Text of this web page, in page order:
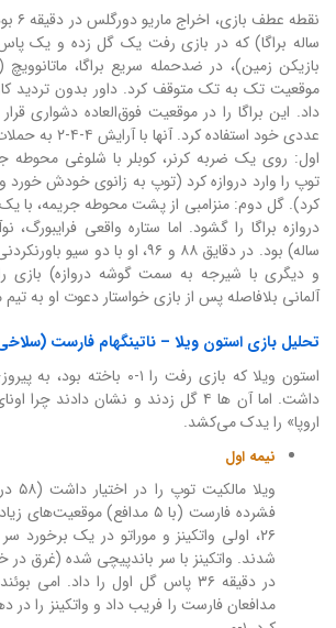
ساله براگا) که در بازی رفت یک گل زده و یک
بازیکن زمین)، در ضدحمله سریع براگا، ماتانوویچ
موقعیت تک به تک متوقف کرد. داور بدون تردید
داد. این براگا را در موقعیت فوق‌العاده دشواری
عددی خود استفاده
اول: روی یک ضربه کرنر، کوبلر با شلوغی محوطه
توپ را وارد دروازه کرد (توپ به زانوی خودش
کرد). گل دوم: منزامبی از پشت محوطه جریمه، با یک
ساله) بود. در دقایق ۸۸ و ۹۶، او با
و دیگری با شیرجه به سمت گوشه دروازه) بازی
آلمانی بلافاصله پس از بازی خواستار دعوت او به
تحلیل بازی استون ویلا – ناتینگهام فارست
داشت. اما آن ها ۴ گل زدند و نشان دادند
اروپا» را یدک می‌کشد.
نیمه اول
فشرده فارست (با ۵ مدافع)
۲۶، اولی واتکینز و موراتو در یک
شدند. واتکینز با سر باندپیچی شده (غرق
در دقیقه ۳۶ پاس گل اول را داد. امی
مدافعان فارست را فریب داد و واتکینز را